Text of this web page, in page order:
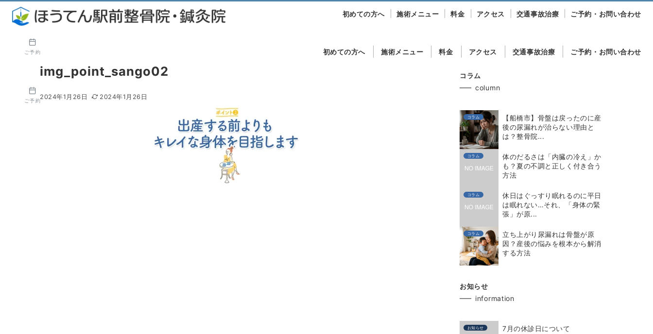
初めての方へ 施術メニュー 料金 アクセス 交通事故治療 ご予約・お問い合わせ
ご予約
初めての方へ 施術メニュー 料金 アクセス 交通事故治療 ご予約・お問い合わせ
ご予約
img_point_sango02
2024年1月26日 2024年1月26日
コラム
column
コラム
【船橋市】骨盤は戻ったのに産
後の尿漏れが治らない理由と
は？整骨院...
コラム
体のだるさは「内臓の冷え」か
も？夏の不調と正しく付き合う
方法
コラム
休日はぐっすり眠れるのに平日
は眠れない…それ、「身体の緊
張」が原...
コラム
立ち上がり尿漏れは骨盤が原
因？産後の悩みを根本から解消
する方法
お知らせ
information
お知らせ 7月の休診日について